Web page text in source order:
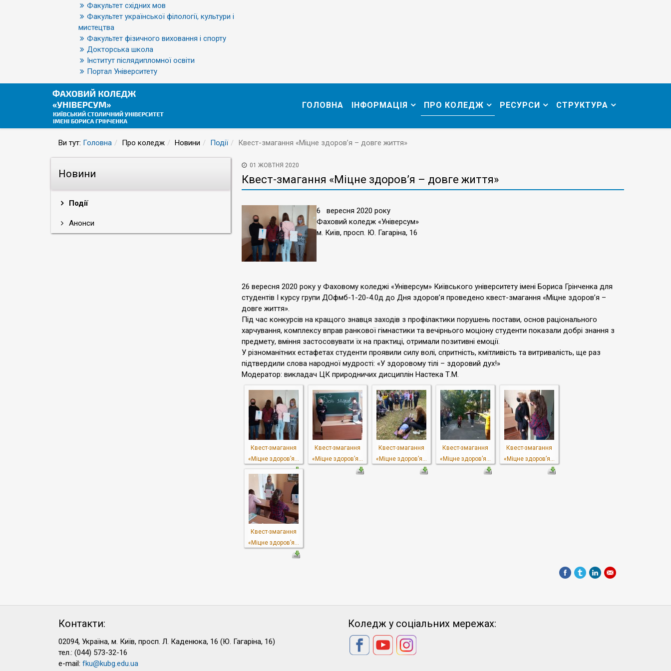
Факультет східних мов
Факультет української філології, культури і
мистецтва
Факультет фізичного виховання і спорту
Докторська школа
Інститут післядипломної освіти
Портал Університету
ГОЛОВНА ІНФОРМАЦІЯ ПРО КОЛЕДЖ РЕСУРСИ СТРУКТУРА
Ви тут: Головна Про коледж Новини Події Квест-змагання «Міцне здоров’я – довге життя»
Новини
Події
Анонси
01 ЖОВТНЯ 2020
Квест-змагання «Міцне здоров’я – довге життя»
6 вересня 2020 року
Фаховий коледж «Універсум»
м. Київ, просп. Ю. Гагаріна, 16
26 вересня 2020 року у Фаховому коледжі «Універсум» Київського університету імені Бориса Грінченка для
студентів І курсу групи ДОфмб-1-20-4.0д до Дня здоров’я проведено квест-змагання «Міцне здоров’я –
довге життя».
Під час конкурсів на кращого знавця заходів з профілактики порушень постави, основ раціонального
харчування, комплексу вправ ранкової гімнастики та вечірнього моціону студенти показали добрі знання з
предмету, вміння застосовувати їх на практиці, отримали позитивні емоції.
У різноманітних естафетах студенти проявили силу волі, спритність, кмітливість та витривалість, ще раз
підтвердили слова народної мудрості: «У здоровому тілі – здоровий дух!»
Модератор: викладач ЦК природничих дисциплін Настека Т.М.
Квест-змагання
«Міцне здоров’я...
Квест-змагання
«Міцне здоров’я...
Квест-змагання
«Міцне здоров’я...
Квест-змагання
«Міцне здоров’я...
Квест-змагання
«Міцне здоров’я...
Квест-змагання
«Міцне здоров’я...
Контакти:
02094, Україна, м. Київ, просп. Л. Каденюка, 16 (Ю. Гагаріна, 16)
тел.: (044) 573-32-16
e-mail: fku@kubg.edu.ua
Коледж у соціальних мережах: